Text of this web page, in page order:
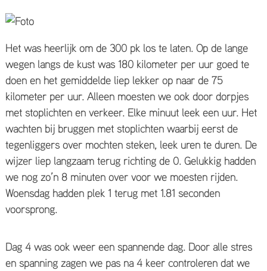
Het was heerlijk om de 300 pk los te laten. Op de lange
wegen langs de kust was 180 kilometer per uur goed te
doen en het gemiddelde liep lekker op naar de 75
kilometer per uur. Alleen moesten we ook door dorpjes
met stoplichten en verkeer. Elke minuut leek een uur. Het
wachten bij bruggen met stoplichten waarbij eerst de
tegenliggers over mochten steken, leek uren te duren. De
wijzer liep langzaam terug richting de 0. Gelukkig hadden
we nog zo’n 8 minuten over voor we moesten rijden.
Woensdag hadden plek 1 terug met 1.81 seconden
voorsprong.
Dag 4 was ook weer een spannende dag. Door alle stres
en spanning zagen we pas na 4 keer controleren dat we